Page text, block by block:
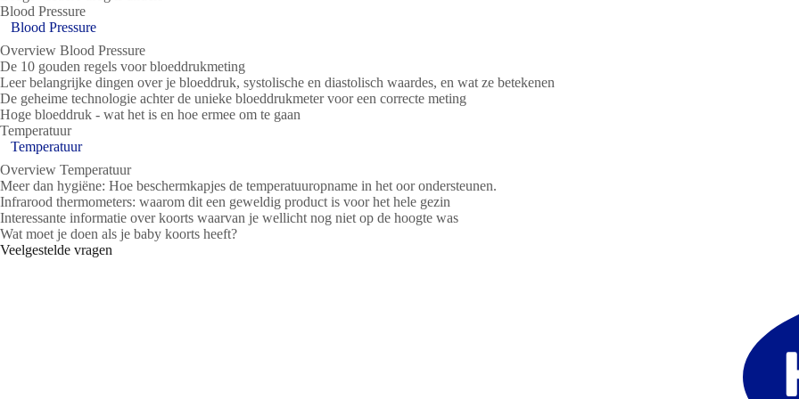
Blood Pressure
Blood Pressure
Overview Blood Pressure
De 10 gouden regels voor bloeddrukmeting
Leer belangrijke dingen over je bloeddruk, systolische en diastolisch waardes, en wat ze betekenen
De geheime technologie achter de unieke bloeddrukmeter voor een correcte meting
Hoge bloeddruk - wat het is en hoe ermee om te gaan
Temperatuur
Temperatuur
Overview Temperatuur
Meer dan hygiëne: Hoe beschermkapjes de temperatuuropname in het oor ondersteunen.
Infrarood thermometers: waarom dit een geweldig product is voor het hele gezin
Interessante informatie over koorts waarvan je wellicht nog niet op de hoogte was
Wat moet je doen als je baby koorts heeft?
Veelgestelde vragen